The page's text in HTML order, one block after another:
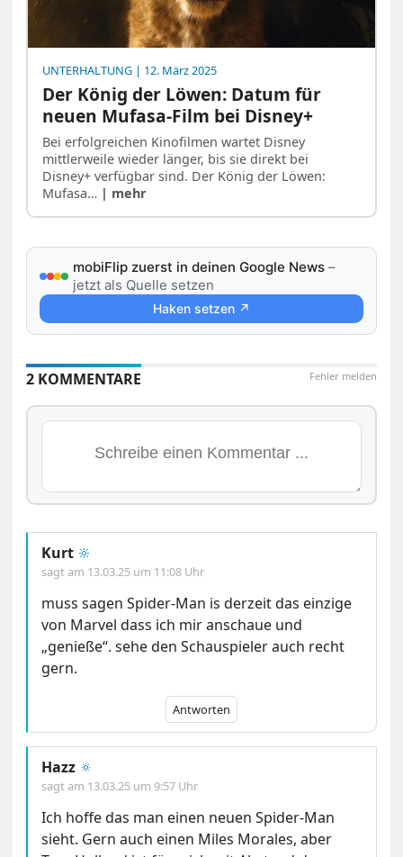
UNTERHALTUNG | 12. März 2025
Der König der Löwen: Datum für
neuen Mufasa-Film bei Disney+
Bei erfolgreichen Kinofilmen wartet Disney
mittlerweile wieder länger, bis sie direkt bei
Disney+ verfügbar sind. Der König der Löwen:
Mufasa… | mehr
mobiFlip zuerst in deinen Google News –
jetzt als Quelle setzen
Haken setzen ↗
Fehler melden
2 KOMMENTARE
Kurt 🔆
sagt am 13.03.25 um 11:08 Uhr
muss sagen Spider-Man is derzeit das einzige
von Marvel dass ich mir anschaue und
„genieße“. sehe den Schauspieler auch recht
gern.
Antworten
Hazz 🔅
sagt am 13.03.25 um 9:57 Uhr
Ich hoffe das man einen neuen Spider-Man
sieht. Gern auch einen Miles Morales, aber